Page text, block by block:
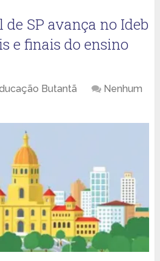
SP avança no Ideb
e finais do ensino
Butantã
Nenhum